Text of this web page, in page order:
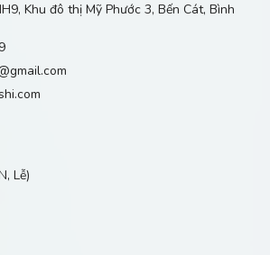
4, Bến Cát, Bình Dương
29/04/2026
Khu đô thị Mỹ Phước 3, Bến Cát, Bình
Lễ)